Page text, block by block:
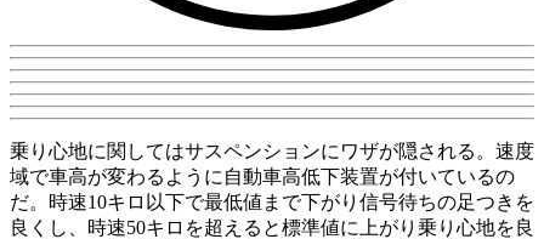
乗り心地に関してはサスペンションにワザが隠される。速度
域で車高が変わるように自動車高低下装置が付いているの
だ。時速10キロ以下で最低値まで下がり信号待ちの足つきを
良くし、時速50キロを超えると標準値に上がり乗り心地を良